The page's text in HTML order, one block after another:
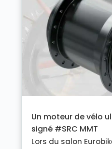
Un moteur de vélo
signé #SRC MMT
Lors du salon